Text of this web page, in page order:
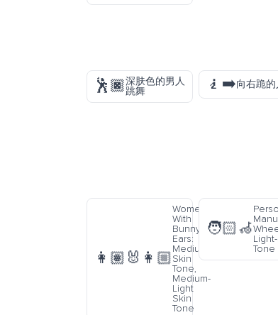
🕺🏿深肤色的男人
跳舞
🧎‍➡️向右跪的
👩🏽‍🐰‍👩🏼
Women
With
Bunny
Ears:
Medium
Skin
Tone,
Medium-
Light
Skin
Tone
🧑🏻‍🦽
Tone